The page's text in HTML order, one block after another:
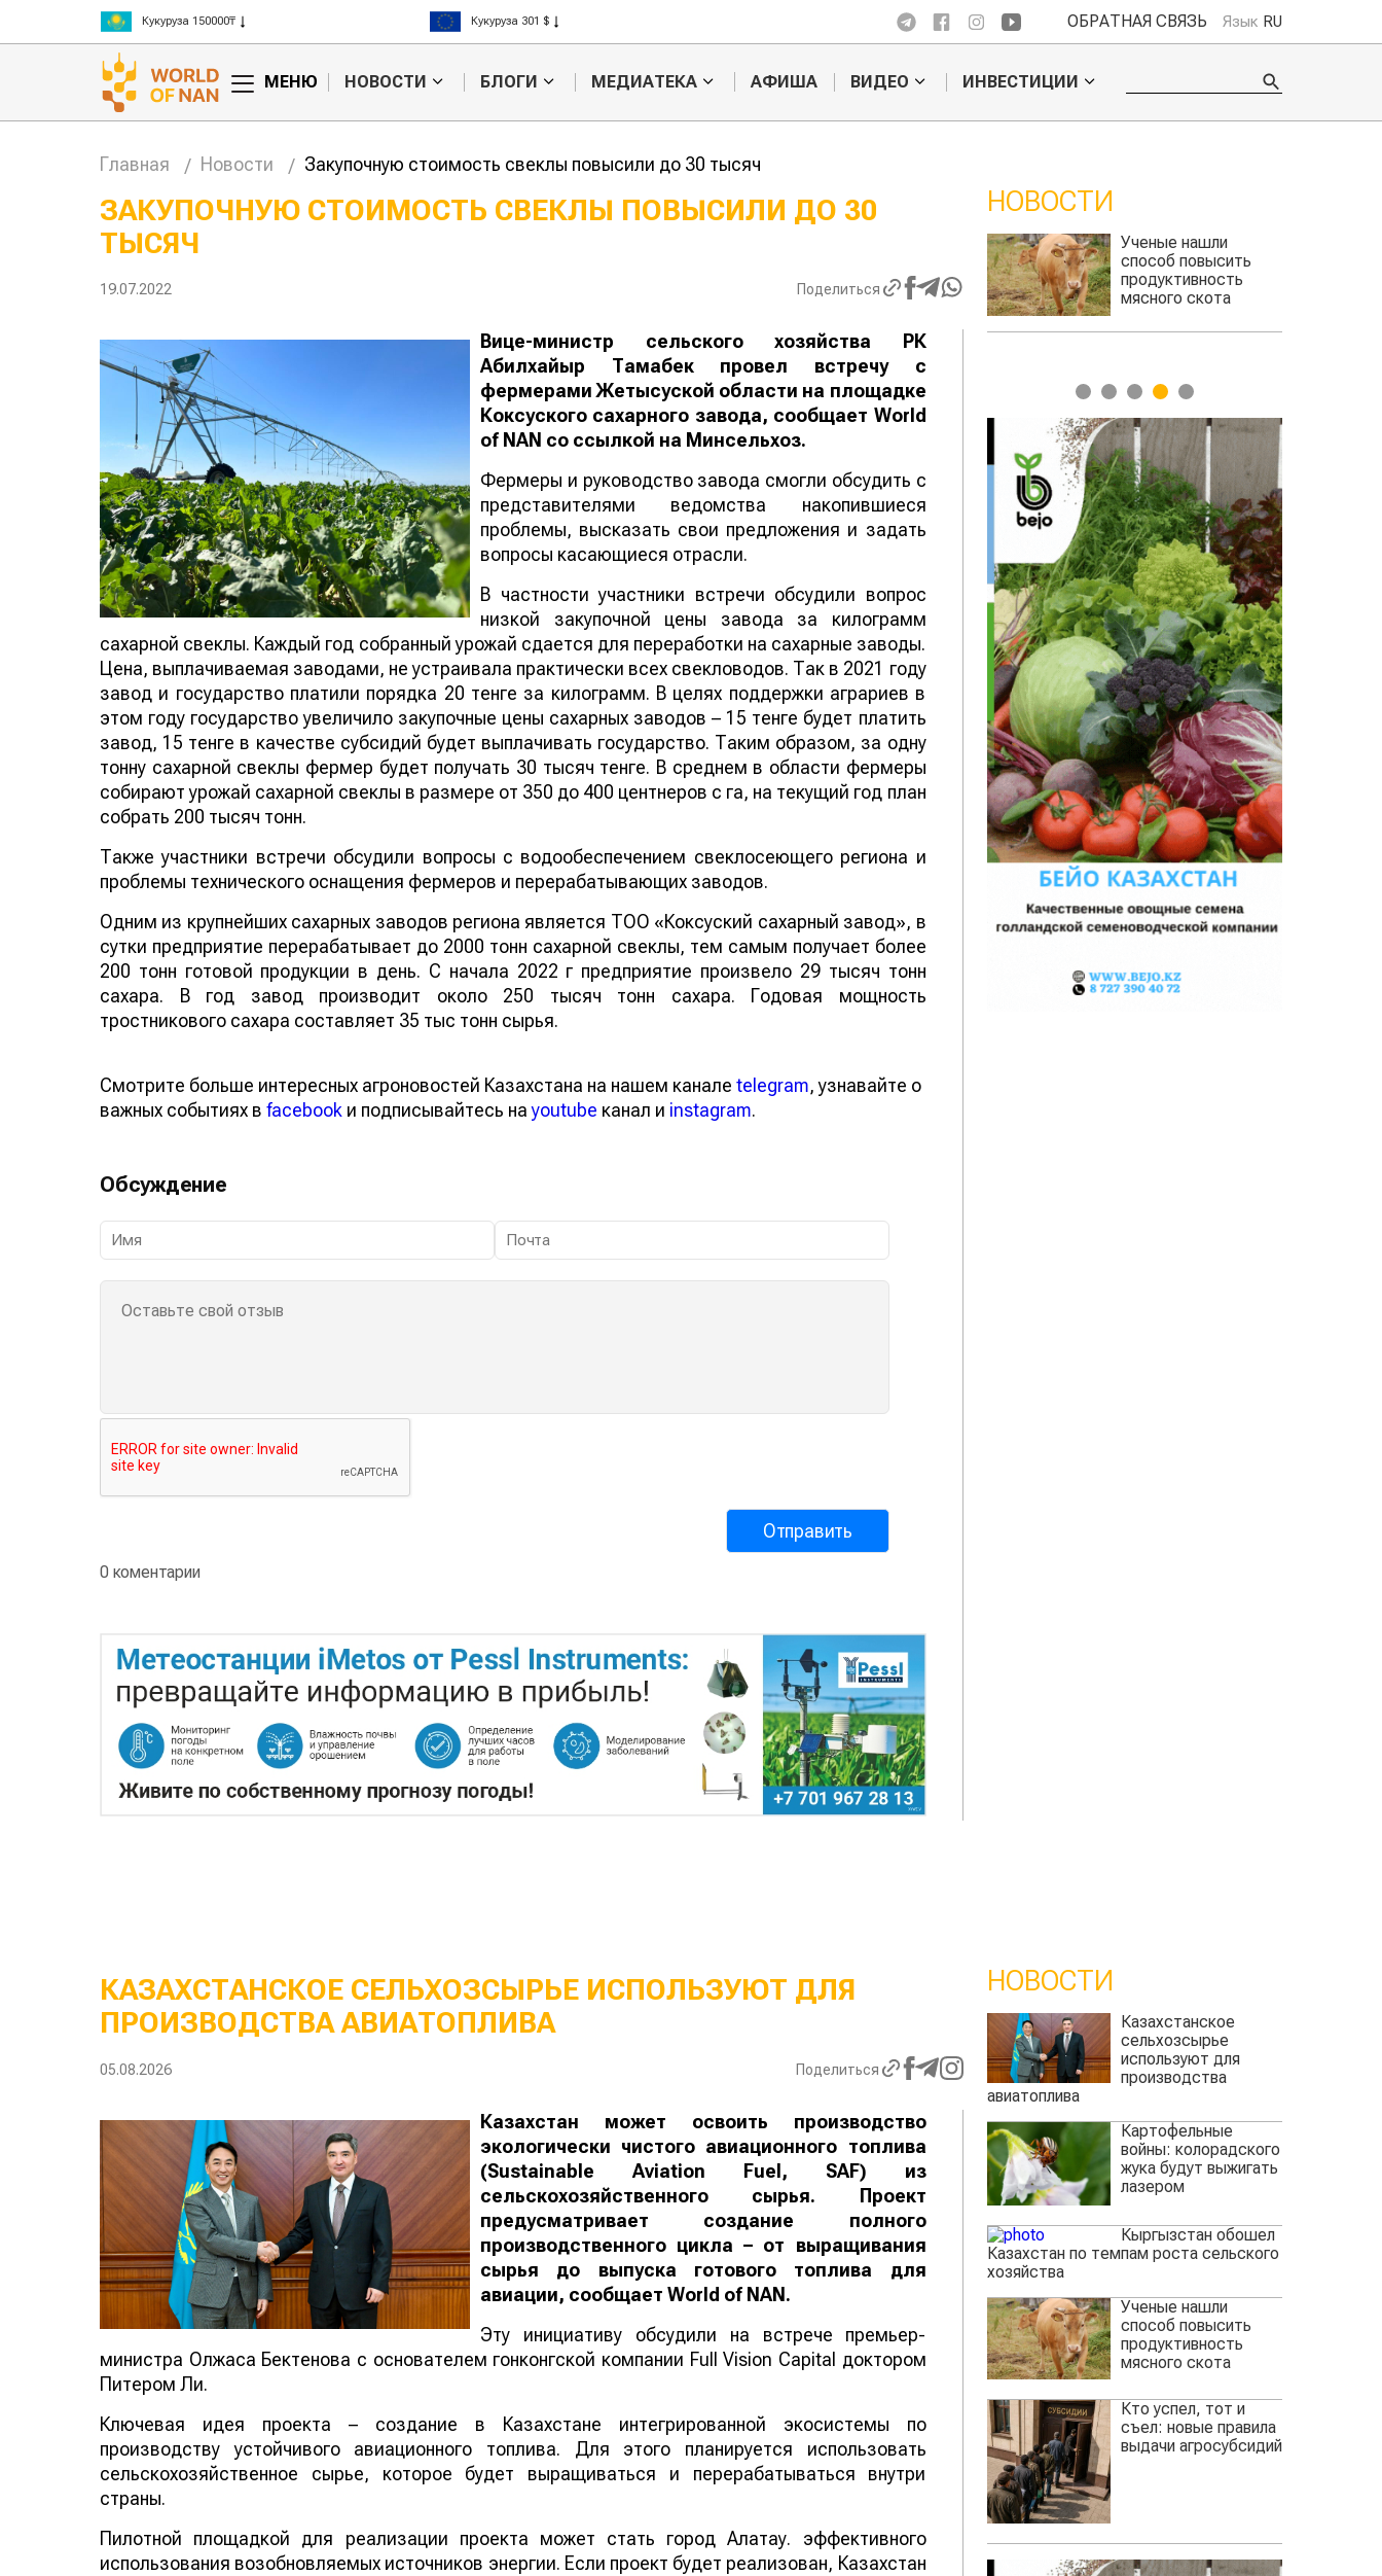
Рис 300000₸
Пшеница 3 класс 125000₸
Рис 408 $
Пшеница 423 $
ОБРАТНАЯ СВЯЗЬ Язык RU
МЕНЮ НОВОСТИ БЛОГИ МЕДИАТЕКА АФИША ВИДЕО ИНВЕСТИЦИИ
Главная Новости Закупочную стоимость свеклы повысили до 30 тысяч
ЗАКУПОЧНУЮ СТОИМОСТЬ СВЕКЛЫ ПОВЫСИЛИ ДО 30
ТЫСЯЧ
19.07.2022 Поделиться
Вице-министр сельского хозяйства РК
Абилхайыр Тамабек провел встречу с
фермерами Жетысуской области на площадке
Коксуского сахарного завода, сообщает World
of NAN со ссылкой на Минсельхоз.
Фермеры и руководство завода смогли обсудить с
представителями ведомства накопившиеся
проблемы, высказать свои предложения и задать
вопросы касающиеся отрасли.
В частности участники встречи обсудили вопрос
низкой закупочной цены завода за килограмм
сахарной свеклы. Каждый год собранный урожай сдается для переработки на сахарные заводы.
Цена, выплачиваемая заводами, не устраивала практически всех свекловодов. Так в 2021 году
завод и государство платили порядка 20 тенге за килограмм. В целях поддержки аграриев в
этом году государство увеличило закупочные цены сахарных заводов – 15 тенге будет платить
завод, 15 тенге в качестве субсидий будет выплачивать государство. Таким образом, за одну
тонну сахарной свеклы фермер будет получать 30 тысяч тенге. В среднем в области фермеры
собирают урожай сахарной свеклы в размере от 350 до 400 центнеров с га, на текущий год план
собрать 200 тысяч тонн.
Также участники встречи обсудили вопросы с водообеспечением свеклосеющего региона и
проблемы технического оснащения фермеров и перерабатывающих заводов.
Одним из крупнейших сахарных заводов региона является ТОО «Коксуский сахарный завод», в
сутки предприятие перерабатывает до 2000 тонн сахарной свеклы, тем самым получает более
200 тонн готовой продукции в день. С начала 2022 г предприятие произвело 29 тысяч тонн
сахара. В год завод производит около 250 тысяч тонн сахара. Годовая мощность
тростникового сахара составляет 35 тыс тонн сырья.
Смотрите больше интересных агроновостей Казахстана на нашем канале telegram, узнавайте о
важных событиях в facebook и подписывайтесь наyoutube канал и instagram.
Обсуждение
0 коментарии
НОВОСТИ
продуктивность
мясного скота
Кто успел, тот и
съел: новые правила
выдачи агросубсидий
1 2 3 4 5
КАЗАХСТАНСКОЕ СЕЛЬХОЗСЫРЬЕ ИСПОЛЬЗУЮТ ДЛЯ
ПРОИЗВОДСТВА АВИАТОПЛИВА
05.08.2026 Поделиться
Казахстан может освоить производство
экологически чистого авиационного топлива
(Sustainable Aviation Fuel, SAF) из
сельскохозяйственного сырья. Проект
предусматривает создание полного
производственного цикла – от выращивания
сырья до выпуска готового топлива для
авиации, сообщает World of NAN .
Эту инициативу обсудили на встрече премьер-
министра Олжаса Бектенова с основателем гонконгской компании Full Vision Capital доктором
Питером Ли.
Ключевая идея проекта – создание в Казахстане интегрированной экосистемы по
производству устойчивого авиационного топлива. Для этого планируется использовать
сельскохозяйственное сырье, которое будет выращиваться и перерабатываться внутри
страны.
Пилотной площадкой для реализации проекта может стать город Алатау. эффективного
использования возобновляемых источников энергии. Если проект будет реализован, Казахстан
НОВОСТИ
Казахстанское
сельхозсырье
используют для
производства
авиатоплива
Картофельные
войны: колорадского
жука будут выжигать
лазером
Кыргызстан обошел
Казахстан по темпам роста сельского
хозяйства
Ученые нашли
способ повысить
продуктивность
мясного скота
Кто успел, тот и
съел: новые правила
выдачи агросубсидий